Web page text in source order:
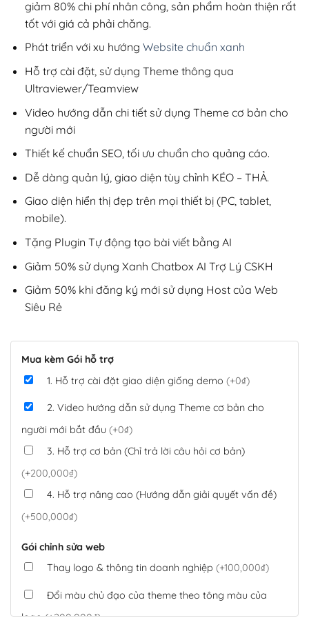
giảm 80% chi phí nhân công, sản phẩm hoàn thiện rất
tốt với giá cả phải chăng.
Phát triển với xu hướng Website chuẩn xanh
Hỗ trợ cài đặt, sử dụng Theme thông qua
Ultraviewer/Teamview
Video hướng dẫn chi tiết sử dụng Theme cơ bản cho
người mới
Thiết kế chuẩn SEO, tối ưu chuẩn cho quảng cáo.
Dễ dàng quản lý, giao diện tùy chỉnh KÉO – THẢ.
Giao diện hiển thị đẹp trên mọi thiết bị (PC, tablet,
mobile).
Tặng Plugin Tự động tạo bài viết bằng AI
Giảm 50% sử dụng Xanh Chatbox AI Trợ Lý CSKH
Giảm 50% khi đăng ký mới sử dụng Host của Web
Siêu Rẻ
Mua kèm Gói hỗ trợ
1. Hỗ trợ cài đặt giao diện giống demo (+0₫)
2. Video hướng dẫn sử dụng Theme cơ bản cho
người mới bắt đầu (+0₫)
3. Hỗ trợ cơ bản (Chỉ trả lời câu hỏi cơ bản)
(+200,000₫)
4. Hỗ trợ nâng cao (Hướng dẫn giải quyết vấn đề)
(+500,000₫)
Gói chỉnh sửa web
Thay logo & thông tin doanh nghiệp (+100,000₫)
Đổi màu chủ đạo của theme theo tông màu của